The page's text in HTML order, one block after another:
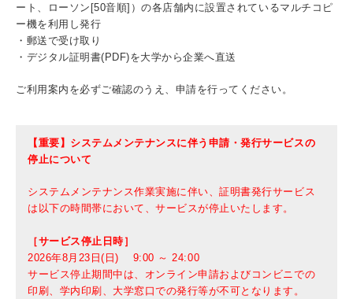
4. 航空理工学専攻特設サイト
5. 遠隔授業リンク集
ート、ローソン[50音順]）の各店舗内に設置されているマルチコピ
ー機を利用し発行
・郵送で受け取り
・デジタル証明書(PDF)を大学から企業へ直送
ご利用案内を必ずご確認のうえ、申請を行ってください。
【重要】システムメンテナンスに伴う申請・発行サービスの
停止について
システムメンテナンス作業実施に伴い、証明書発行サービス
は以下の時間帯において、サービスが停止いたします。
［サービス停止日時］
2026年8月23日(日) 9:00 ～ 24:00
サービス停止期間中は、オンライン申請およびコンビニでの
印刷、学内印刷、大学窓口での発行等が不可となります。